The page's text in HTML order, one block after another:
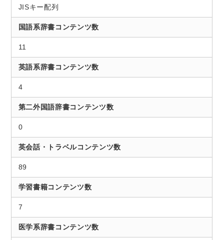
JISキー配列
国語系辞書コンテンツ数
11
英語系辞書コンテンツ数
4
第二外国語辞書コンテンツ数
0
英会話・トラベルコンテンツ数
89
学習書籍コンテンツ数
7
医学系辞書コンテンツ数